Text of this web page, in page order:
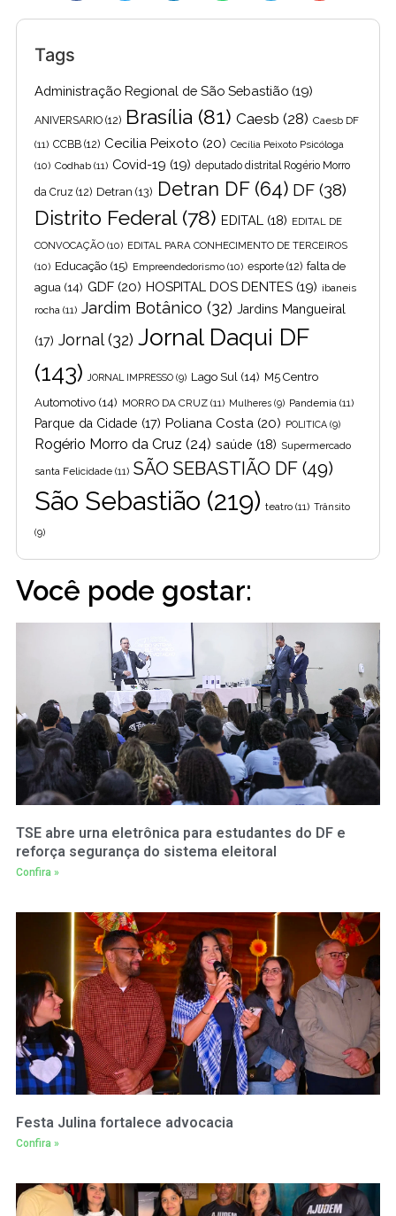
Tags
Administração Regional de São Sebastião (19)
ANIVERSARIO (12) Brasília (81) Caesb (28) Caesb DF
(11) CCBB (12) Cecilia Peixoto (20) Cecília Peixoto Psicóloga
(10) Codhab (11) Covid-19 (19) deputado distrital Rogério Morro
da Cruz (12) Detran (13) Detran DF(64) DF (38)
Distrito Federal(78) EDITAL (18) EDITAL DE
CONVOCAÇÃO (10) EDITAL PARA CONHECIMENTO DE TERCEIROS
(10) Educação (15) Empreendedorismo (10) esporte (12) falta de
agua (14) GDF (20) HOSPITAL DOS DENTES (19) ibaneis
rocha (11) Jardim Botânico (32) Jardins Mangueiral
(17) Jornal(32) Jornal Daqui DF
(143)
JORNAL IMPRESSO (9) Lago Sul (14) M5 Centro
Automotivo (14) MORRO DA CRUZ (11) Mulheres (9) Pandemia (11)
Parque da Cidade (17) Poliana Costa (20) POLITICA (9)
Rogério Morro da Cruz (24) saúde (18) Supermercado
santa Felicidade (11) SÃO SEBASTIÃO DF (49)
São Sebastião (219) teatro (11) Trânsito
(9)
Você pode gostar:
TSE abre urna eletrônica para estudantes do DF e
reforça segurança do sistema eleitoral
Confira »
Festa Julina fortalece advocacia
Confira »